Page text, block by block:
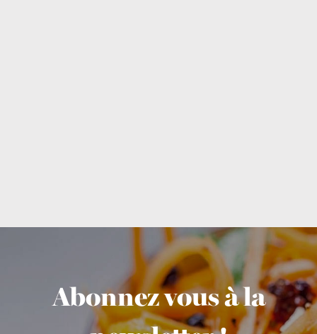
Abonnez vous à la